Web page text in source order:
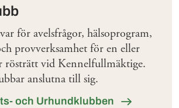
för avelsfrågor, hälsoprogram,
provverksamhet för en eller
rösträtt vid Kennelfullmäktige.
anslutna till sig.
och Urhundklubben